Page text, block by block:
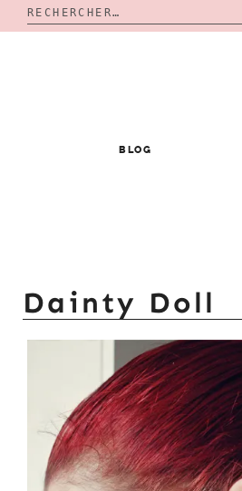
Rechercher :
BLOG
Dainty Doll